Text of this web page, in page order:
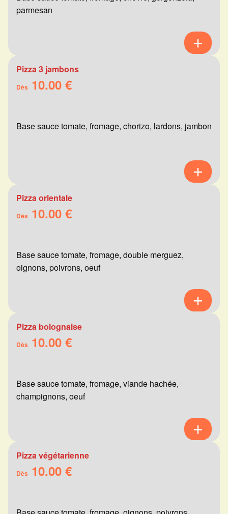
parmesan
Pizza 3 jambons
Dès 10.00 €
Base sauce tomate, fromage, chorizo, lardons, jambon
Pizza orientale
Dès 10.00 €
Base sauce tomate, fromage, double merguez,
oignons, poivrons, oeuf
Pizza bolognaise
Dès 10.00 €
Base sauce tomate, fromage, viande hachée,
champignons, oeuf
Pizza végétarienne
Dès 10.00 €